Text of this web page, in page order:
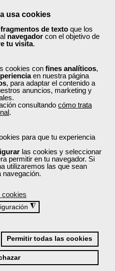
usa cookies
de texto que los
navegador con el objetivo de
tu visita.
cookies con fines analíticos,
en nuestra página
, para adaptar el contenido a
anuncios, marketing y
consultando cómo trata
.
para que tu experiencia
las cookies y seleccionar
permitir en tu navegador. Si
utilizaremos las que sean
navegación.
cookies
◮
Permitir todas las cookies
curso
194
40% DTO.
acceso
segura
Femxa
horas